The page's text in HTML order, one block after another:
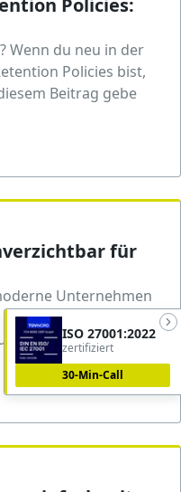
Policies:
Wenn du neu in der
Policies bist,
Beitrag gebe
für
Unternehmen
In einer Ära
komplexer
ISO 27001:2022
zertifiziert
30-Min-Call